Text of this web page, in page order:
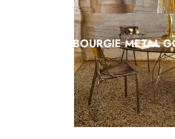
BOURGIE METAL